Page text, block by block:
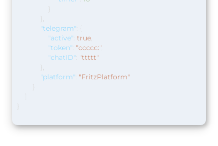
}
},
"telegram": {
"active": true,
"token": "ccccc:",
"chatID": "ttttt"
},
"platform": "FritzPlatform"
}
]
}